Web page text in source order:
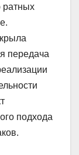
ратных
передача
подхода